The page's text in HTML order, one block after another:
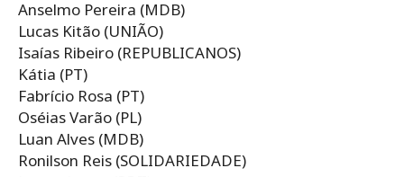
Anselmo Pereira (MDB)
Lucas Kitão (UNIÃO)
Isaías Ribeiro (REPUBLICANOS)
Kátia (PT)
Fabrício Rosa (PT)
Oséias Varão (PL)
Luan Alves (MDB)
Ronilson Reis (SOLIDARIEDADE)